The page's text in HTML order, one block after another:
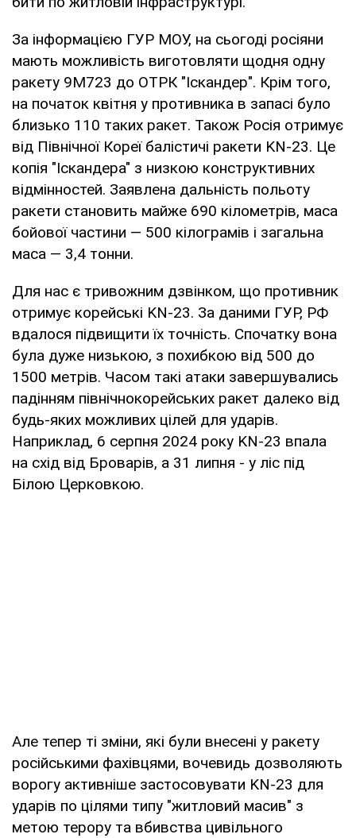
За інформацією ГУР МОУ, на сьогоді росіяни
мають можливість виготовляти щодня одну
ракету 9М723 до ОТРК "Іскандер". Крім того,
на початок квітня у противника в запасі було
близько 110 таких ракет. Також Росія отримує
від Північної Кореї балістичі ракети KN-23. Це
копія "Іскандера" з низкою конструктивних
відмінностей. Заявлена дальність польоту
ракети становить майже 690 кілометрів, маса
бойової частини — 500 кілограмів і загальна
маса — 3,4 тонни.
Для нас є тривожним дзвінком, що противник
отримує корейські KN-23. За даними ГУР, РФ
вдалося підвищити їх точність. Спочатку вона
була дуже низькою, з похибкою від 500 до
1500 мет­рів. Часом такі атаки завершувались
падінням північнокорейських ракет далеко від
будь-яких можливих цілей для ударів.
Наприклад, 6 серпня 2024 року KN-23 впала
на схід від Броварів, а 31 липня - у ліс під
Білою Церковкою.
Але тепер ті зміни, які були внесені у ракету
російськими фахівцями, вочевидь дозволяють
ворогу активніше застосовувати KN-23 для
ударів по цілями типу "житловий масив" з
метою терору та вбивства цивільного